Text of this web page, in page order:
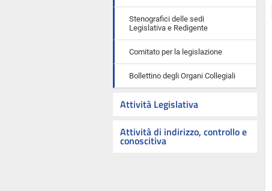
Stenografici delle sedi
Legislativa e Redigente
Comitato per la legislazione
Bollettino degli Organi Collegiali
Attività Legislativa
Attività di indirizzo, controllo e
conoscitiva